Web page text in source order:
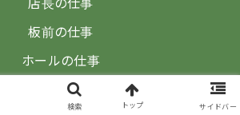
板前の仕事
ホールの仕事
キッチンの仕事
検索 トップ サイドバー